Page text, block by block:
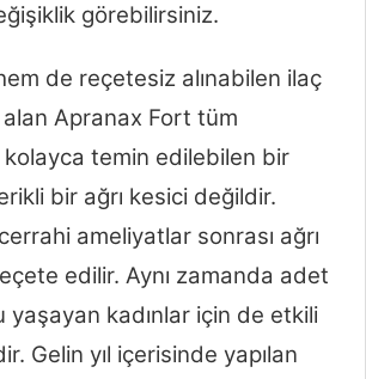
görebilirsiniz.
de reçetesiz alınabilen ilaç
Apranax Fort tüm
temin edilebilen bir
bir ağrı kesici değildir.
ameliyatlar sonrası ağrı
edilir. Aynı zamanda adet
yaşayan kadınlar için de etkili
Gelin yıl içerisinde yapılan